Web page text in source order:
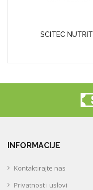
SCITEC
INFORMACIJE
Kontaktirajte nas
Privatnost i uslovi